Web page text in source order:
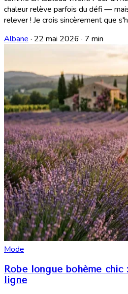
chaleur relève parfois du défi —
relever ! Je crois sincèrement que
Albane · 22 mai 2026 · 7 min
Mode
Robe longue bohème chic
ligne